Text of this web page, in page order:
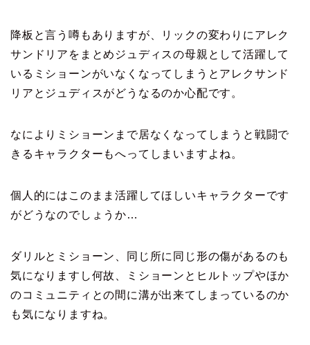
降板と言う噂もありますが、リックの変わりにアレク
サンドリアをまとめジュディスの母親として活躍して
いるミショーンがいなくなってしまうとアレクサンド
リアとジュディスがどうなるのか心配です。
なによりミショーンまで居なくなってしまうと戦闘で
きるキャラクターもへってしまいますよね。
個人的にはこのまま活躍してほしいキャラクターです
がどうなのでしょうか…
ダリルとミショーン、同じ所に同じ形の傷があるのも
気になりますし何故、ミショーンとヒルトップやほか
のコミュニティとの間に溝が出来てしまっているのか
も気になりますね。